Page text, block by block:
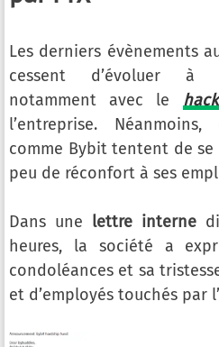
Les derniers évènements
cessent d’évoluer à
notamment avec le
l’entreprise.
comme Bybit tentent de
peu de réconfort à ses
Dans une lettre interne
heures, la société a
condoléances et sa
et d’employés touchés par